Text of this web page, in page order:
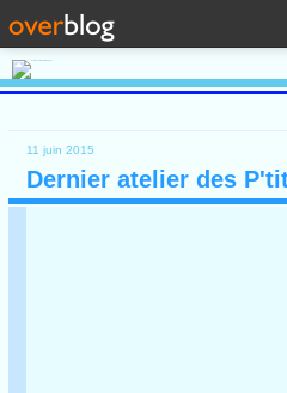
11 juin 2015
Dernier atelier des